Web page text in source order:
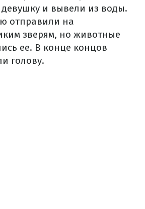
и вывели из воды.
отправили на
зверям, но животные
ее. В конце концов
голову.